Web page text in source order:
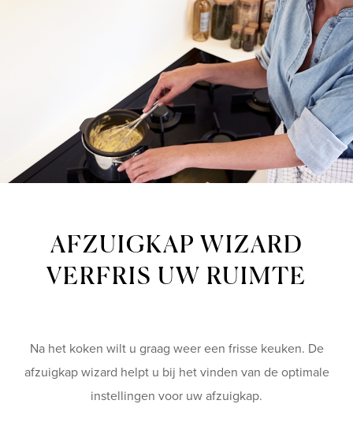
AFZUIGKAP WIZARD
VERFRIS UW RUIMTE
Na het koken wilt u graag weer een frisse keuken. De
afzuigkap wizard helpt u bij het vinden van de optimale
instellingen voor uw afzuigkap.